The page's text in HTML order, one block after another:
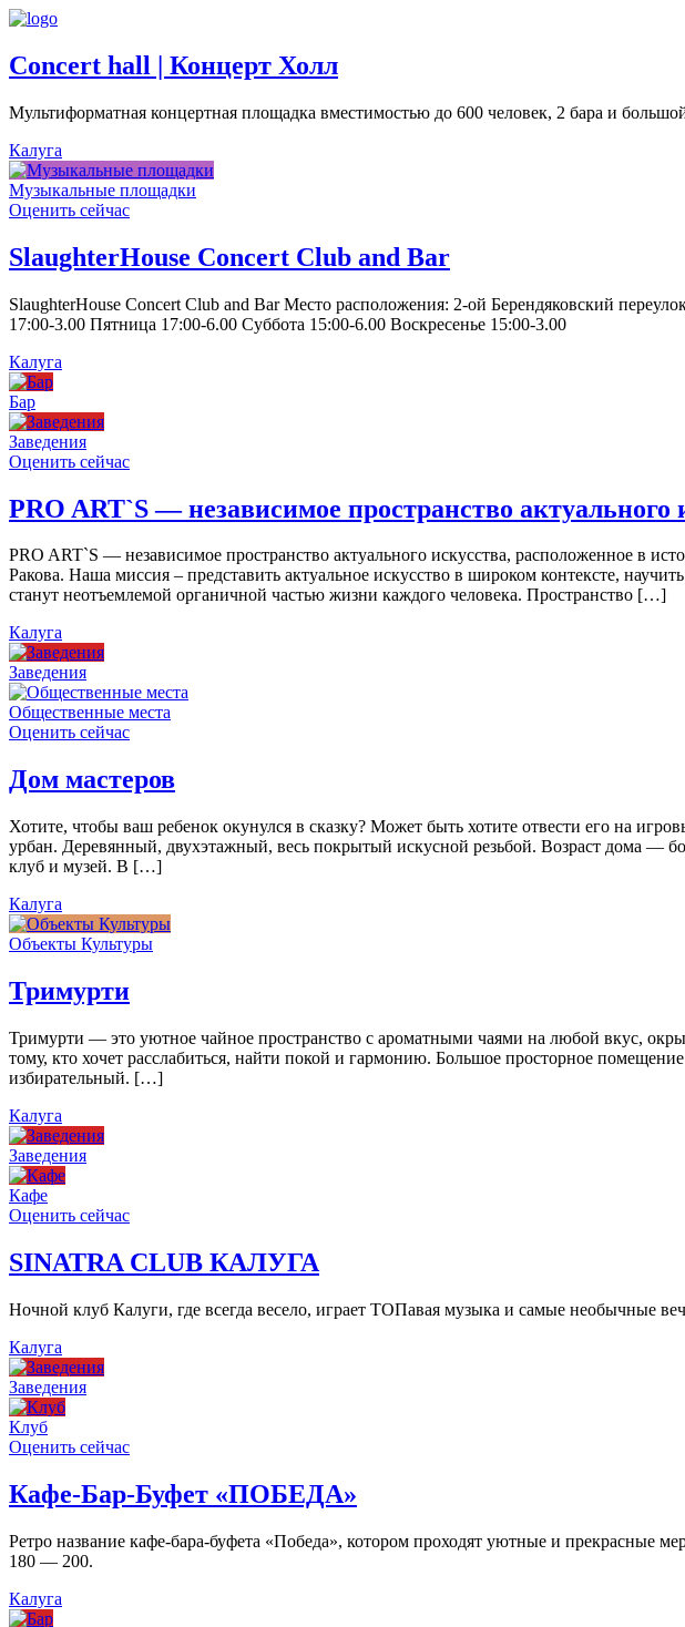
Concert hall | Концерт Холл
Мультиформатная концертная площадка вместимостью до 600 человек, 2 бара и
Калуга
Музыкальные площадки
Оценить сейчас
SlaughterHouse Concert Club and Bar
SlaughterHouse Concert Club and Bar Место расположения: 2-ой Берендяковский
17:00-3.00 Пятница 17:00-6.00 Суббота 15:00-6.00 Воскресенье 15:00-3.00
Калуга
Бар
Заведения
Оценить сейчас
PRO ART`S — независимое пространство актуального
PRO ART`S — независимое пространство актуального искусства, расположенное в
Ракова. Наша миссия – представить актуальное искусство в широком контексте,
станут неотъемлемой органичной частью жизни каждого человека. Пространство […]
Калуга
Заведения
Общественные места
Оценить сейчас
Дом мастеров
Хотите, чтобы ваш ребенок окунулся в сказку? Может быть хотите отвести его на
урбан. Деревянный, двухэтажный, весь покрытый искусной резьбой. Возраст дома —
клуб и музей. В […]
Калуга
Объекты Культуры
Тримурти
Тримурти — это уютное чайное пространство с ароматными чаями на любой вкус,
тому, кто хочет расслабиться, найти покой и гармонию. Большое просторное
избирательный. […]
Калуга
Заведения
Кафе
Оценить сейчас
SINATRA CLUB КАЛУГА
Ночной клуб Калуги, где всегда весело, играет ТОПавая музыка и самые необычные
Калуга
Заведения
Клуб
Оценить сейчас
Кафе-Бар-Буфет «ПОБЕДА»
Ретро название кафе-бара-буфета «Победа», котором проходят уютные и прекрасные
180 — 200.
Калуга